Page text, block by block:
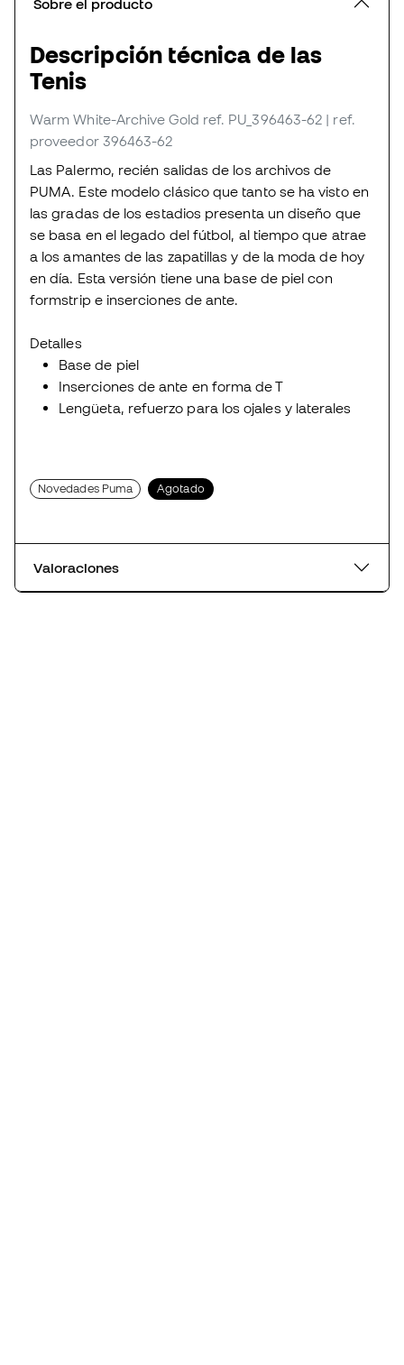
Descripción técnica de las
Tenis
Warm White-Archive Gold ref. PU_396463-62 | ref.
proveedor 396463-62
Las Palermo, recién salidas de los archivos de
PUMA. Este modelo clásico que tanto se ha visto en
las gradas de los estadios presenta un diseño que
se basa en el legado del fútbol, al tiempo que atrae
a los amantes de las zapatillas y de la moda de hoy
en día. Esta versión tiene una base de piel con
formstrip e inserciones de ante.
Detalles
Base de piel
Inserciones de ante en forma de T
Lengüeta, refuerzo para los ojales y laterales
Novedades Puma Agotado
Valoraciones